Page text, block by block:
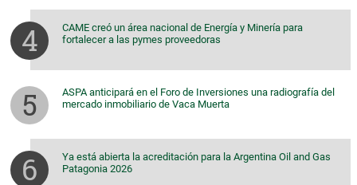
CAME creó un área nacional de Energía y Minería para
fortalecer a las pymes proveedoras
ASPA anticipará en el Foro de Inversiones una radiografía del
mercado inmobiliario de Vaca Muerta
Ya está abierta la acreditación para la Argentina Oil and Gas
Patagonia 2026